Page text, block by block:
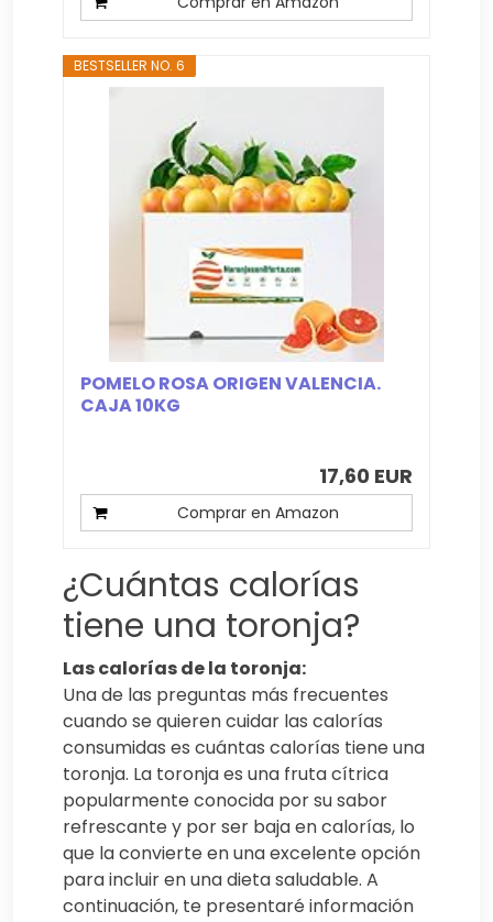
BESTSELLER NO. 6
POMELO ROSA ORIGEN VALENCIA.
CAJA 10KG
17,60 EUR
Comprar en Amazon
¿Cuántas calorías
tiene una toronja?
Las calorías de la toronja:
Una de las preguntas más frecuentes
cuando se quieren cuidar las calorías
consumidas es cuántas calorías tiene una
toronja. La toronja es una fruta cítrica
popularmente conocida por su sabor
refrescante y por ser baja en calorías, lo
que la convierte en una excelente opción
para incluir en una dieta saludable. A
continuación, te presentaré información